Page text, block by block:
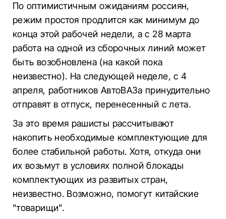
По оптимистичным ожиданиям россиян,
режим простоя продлится как минимум до
конца этой рабочей недели, а с 28 марта
работа на одной из сборочных линий может
быть возобновлена ​​(на какой пока
неизвестно). На следующей неделе, с 4
апреля, работников АвтоВАЗа принудительно
отправят в отпуск, перенесенный с лета.
За это время рашисты рассчитывают
накопить необходимые комплектующие для
более стабильной работы. Хотя, откуда они
их возьмут в условиях полной блокады
комплектующих из развитых стран,
неизвестно. Возможно, помогут китайские
"товарищи".